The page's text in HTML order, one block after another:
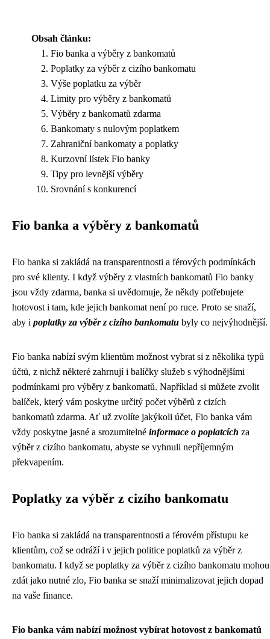
Obsah článku:
Fio banka a výběry z bankomatů
Poplatky za výběr z cizího bankomatu
Výše poplatku za výběr
Limity pro výběry z bankomatů
Výběry z bankomatů zdarma
Bankomaty s nulovým poplatkem
Zahraniční bankomaty a poplatky
Kurzovní lístek Fio banky
Tipy pro levnější výběry
Srovnání s konkurencí
Fio banka a výběry z bankomatů
Fio banka si zakládá na transparentnosti a férových podmínkách
pro své klienty. I když výběry z vlastních bankomatů Fio banky
jsou vždy zdarma, banka si uvědomuje, že někdy potřebujete
hotovost i tam, kde jejich bankomat není po ruce. Proto se snaží,
aby i poplatky za výběr z cizího bankomatu byly co nejvýhodnější.
Fio banka nabízí svým klientům možnost vybrat si z několika typů
účtů, z nichž některé zahrnují i balíčky služeb s výhodnějšími
podmínkami pro výběry z bankomatů. Například si můžete zvolit
balíček, který vám poskytne určitý počet výběrů z cizích
bankomatů zdarma. Ať už zvolíte jakýkoli účet, Fio banka vám
vždy poskytne jasné a srozumitelné informace o poplatcích za
výběr z cizího bankomatu, abyste se vyhnuli nepříjemným
překvapením.
Poplatky za výběr z cizího bankomatu
Fio banka si zakládá na transparentnosti a férovém přístupu ke
klientům, což se odráží i v jejich politice poplatků za výběr z
bankomatu. I když se poplatky za výběr z cizího bankomatu mohou
zdát jako nutné zlo, Fio banka se snaží minimalizovat jejich dopad
na vaše finance.
Fio banka vám nabízí možnost vybírat hotovost z bankomatů